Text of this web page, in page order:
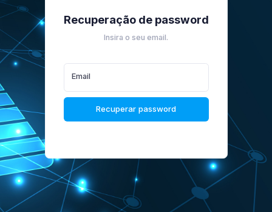
Recuperação de password
Insira o seu email.
Email
Recuperar password